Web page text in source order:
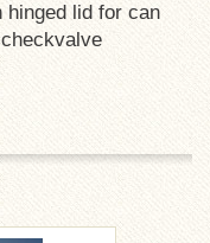
hinged lid for can